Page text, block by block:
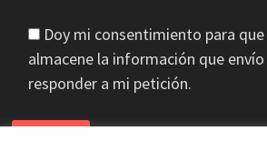
Doy mi consentimiento para
almacene la información que
responder a mi petición.